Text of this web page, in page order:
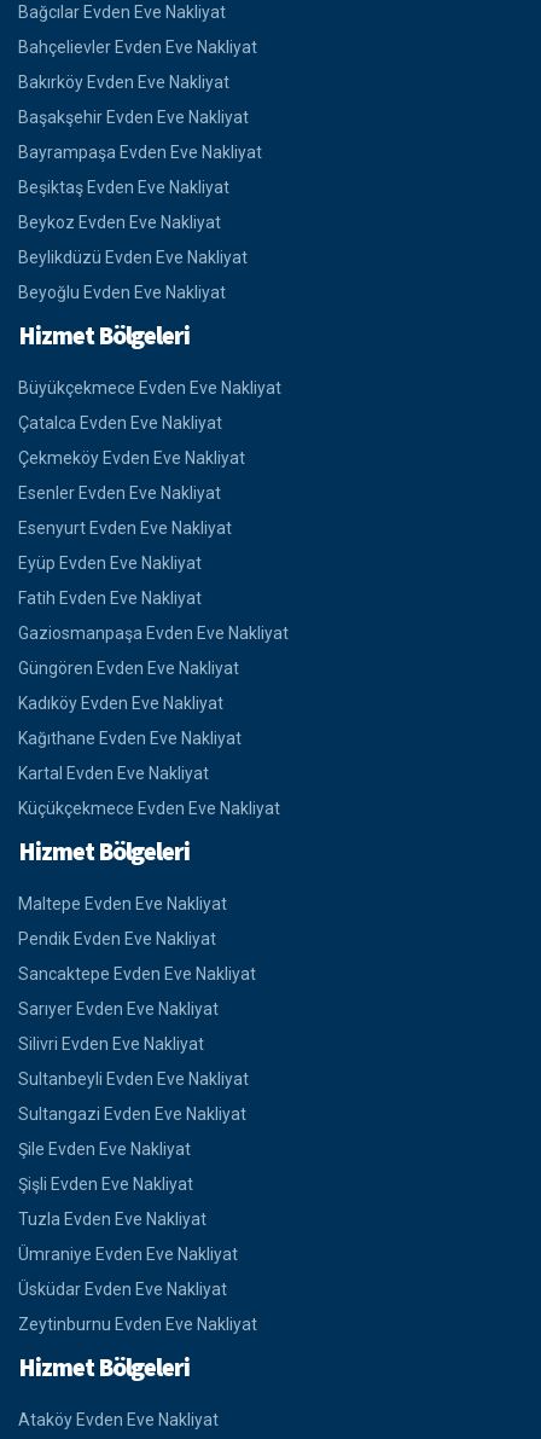
Bağcılar Evden Eve Nakliyat
Bahçelievler Evden Eve Nakliyat
Bakırköy Evden Eve Nakliyat
Başakşehir Evden Eve Nakliyat
Bayrampaşa Evden Eve Nakliyat
Beşiktaş Evden Eve Nakliyat
Beykoz Evden Eve Nakliyat
Beylikdüzü Evden Eve Nakliyat
Beyoğlu Evden Eve Nakliyat
Hizmet Bölgeleri
Büyükçekmece Evden Eve Nakliyat
Çatalca Evden Eve Nakliyat
Çekmeköy Evden Eve Nakliyat
Esenler Evden Eve Nakliyat
Esenyurt Evden Eve Nakliyat
Eyüp Evden Eve Nakliyat
Fatih Evden Eve Nakliyat
Gaziosmanpaşa Evden Eve Nakliyat
Güngören Evden Eve Nakliyat
Kadıköy Evden Eve Nakliyat
Kağıthane Evden Eve Nakliyat
Kartal Evden Eve Nakliyat
Küçükçekmece Evden Eve Nakliyat
Hizmet Bölgeleri
Maltepe Evden Eve Nakliyat
Pendik Evden Eve Nakliyat
Sancaktepe Evden Eve Nakliyat
Sarıyer Evden Eve Nakliyat
Silivri Evden Eve Nakliyat
Sultanbeyli Evden Eve Nakliyat
Sultangazi Evden Eve Nakliyat
Şile Evden Eve Nakliyat
Şişli Evden Eve Nakliyat
Tuzla Evden Eve Nakliyat
Ümraniye Evden Eve Nakliyat
Üsküdar Evden Eve Nakliyat
Zeytinburnu Evden Eve Nakliyat
Hizmet Bölgeleri
Ataköy Evden Eve Nakliyat